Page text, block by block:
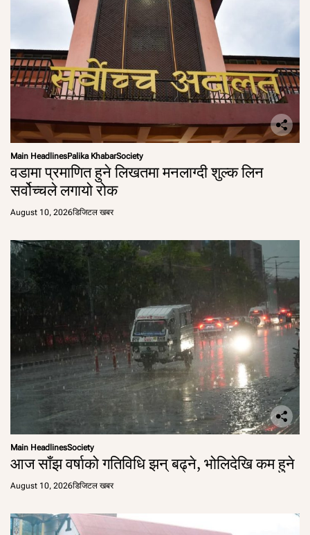
Main HeadlinesPalika KhabarSociety
वडामा प्रमाणित हुने लिखतमा मनलाग्दी शुल्क लिन
सर्वोच्चले लगायो रोक
August 10, 2026डिजिटल खबर
Main HeadlinesSociety
आज साँझ वर्षाको गतिविधि झन् बढ्ने, भोलिदेखि कम हुने
August 10, 2026डिजिटल खबर